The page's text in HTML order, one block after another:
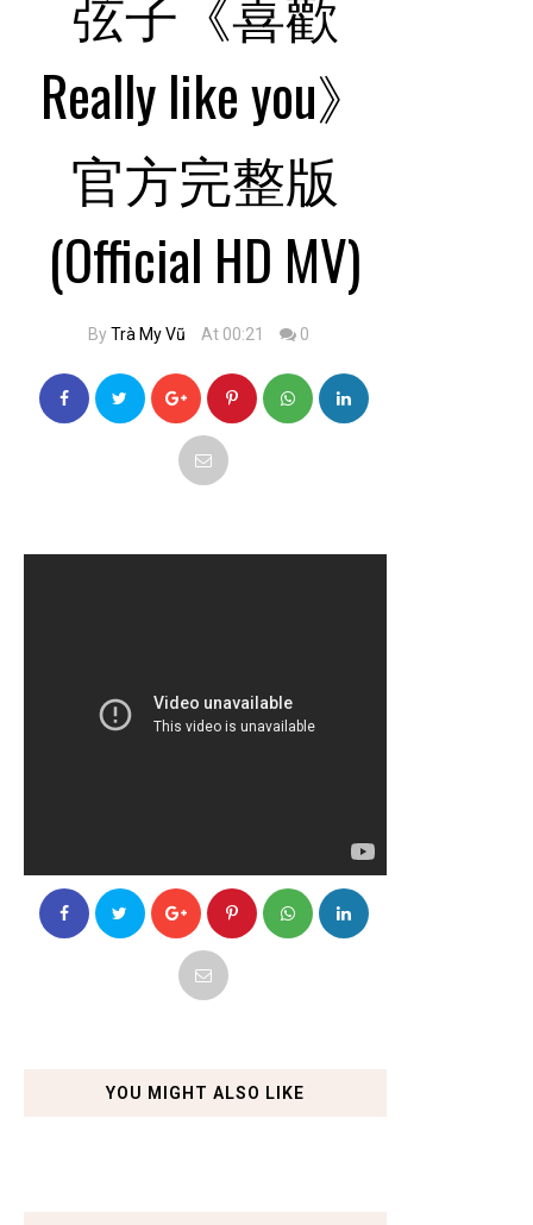
Really like you》
官方完整版
(Official HD MV)
ByTrà My Vũ At 00:21 0
YOU MIGHT ALSO LIKE